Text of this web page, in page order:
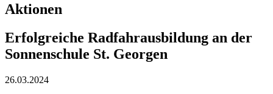
Aktionen
Erfolgreiche Radfahrausbildung an der
Sonnenschule St. Georgen
26.03.2024